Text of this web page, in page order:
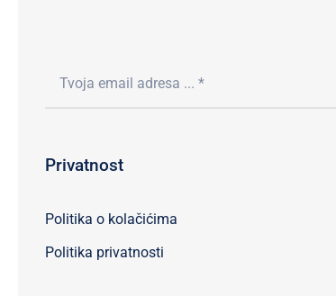
Privatnost
Politika o kolačićima
Politika privatnosti